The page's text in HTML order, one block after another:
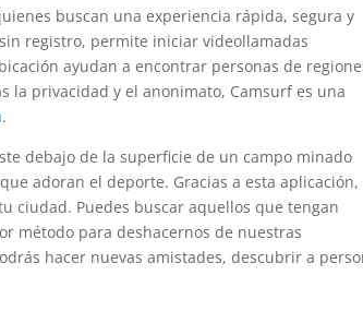
buscan una experiencia rápida, segura y
registro, permite iniciar videollamadas
ayudan a encontrar personas de
la privacidad y el anonimato, Camsurf es una
.
debajo de la superficie de un campo minado
adoran el deporte. Gracias a esta aplicación,
ciudad. Puedes buscar aquellos que tengan
método para deshacernos de nuestras
hacer nuevas amistades, descubrir a